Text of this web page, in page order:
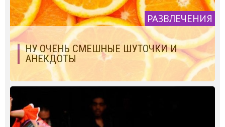
РАЗВЛЕЧЕНИЯ
НУ ОЧЕНЬ СМЕШНЫЕ ШУТОЧКИ И
АНЕКДОТЫ